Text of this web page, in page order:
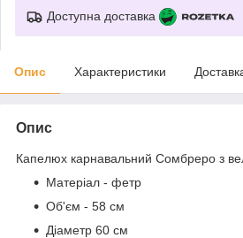
Доступна доставка
Опис Характеристики
Опис
Капелюх карнавальний Сомбреро з
Матеріал - фетр
Об'єм - 58 см
Діаметр 60 см